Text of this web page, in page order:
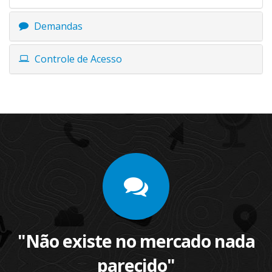
Demandas
Controle de Acesso
"Não existe no mercado nada
parecido"